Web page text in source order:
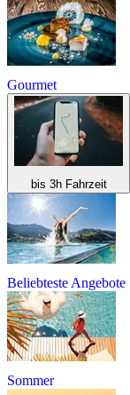
Gourmet
bis 3h Fahrzeit
Beliebteste Angebote
Sommer